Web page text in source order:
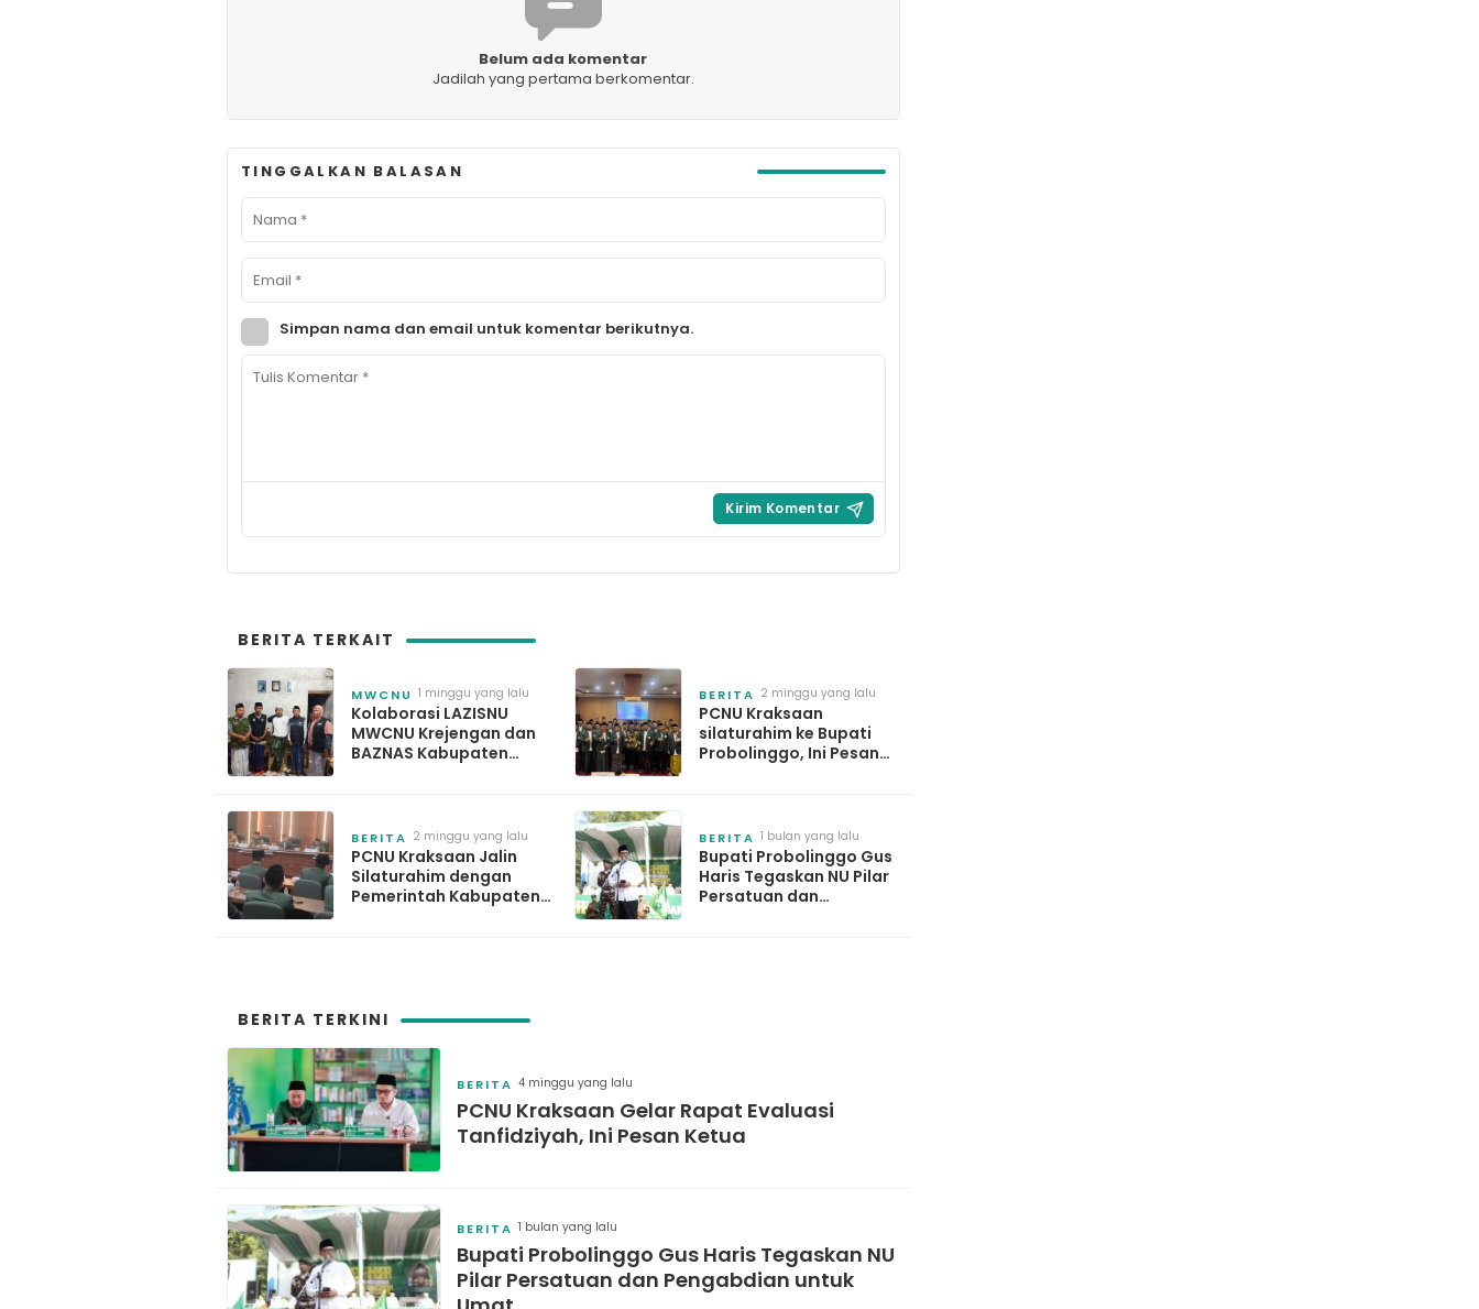
Belum ada komentar
Jadilah yang pertama berkomentar.
TINGGALKAN BALASAN
Simpan nama dan email untuk komentar berikutnya.
BERITA TERKAIT
MWCNU 1 minggu yang lalu
Kolaborasi LAZISNU
MWCNU Krejengan dan
BAZNAS Kabupaten
Kecelakaan Kerja
BERITA 2 minggu yang lalu
PCNU Kraksaan
silaturahim ke Bupati
Probolinggo, Ini Pesan
BERITA 2 minggu yang lalu
PCNU Kraksaan Jalin
Silaturahim dengan
Pemerintah Kabupaten
BERITA 1 bulan yang lalu
Bupati Probolinggo Gus
Haris Tegaskan NU Pilar
Persatuan dan
BERITA TERKINI
BERITA 4 minggu yang lalu
PCNU Kraksaan Gelar Rapat Evaluasi
Tanfidziyah, Ini Pesan Ketua
BERITA 1 bulan yang lalu
Bupati Probolinggo Gus Haris Tegaskan NU
Pilar Persatuan dan Pengabdian untuk